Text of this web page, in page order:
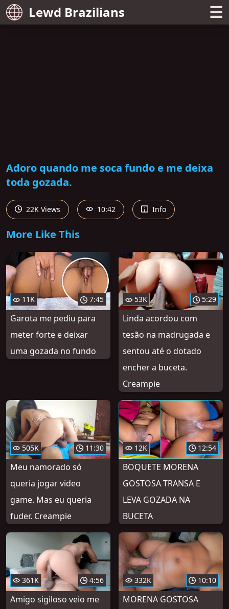
Lewd Brazilians ☰
Adoro quando me soca fundo e me deixa
toda gozada.
22K Views 10:42 Info
More Like This
11K 7:45
Garota me pediu para
meter forte e deixar
uma gozada no fundo
53K 5:29
Linda acordou com
tesão na madrugada e
sentou até o dotado
encher a buceta.
Creampie
505K 11:30
Meu namorado só
queria jogar video
game. Mas eu queria
fuder. Creampie
12K 12:54
BOQUETE MORENA
GOSTOSA TRANSA E
LEVA GOZADA NA
BUCETA
361K 4:56
Amigo sigiloso veio me
332K 10:10
MORENA GOSTOSA